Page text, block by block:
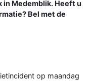
in Medemblik. Heeft u
Bel met de
op maandag